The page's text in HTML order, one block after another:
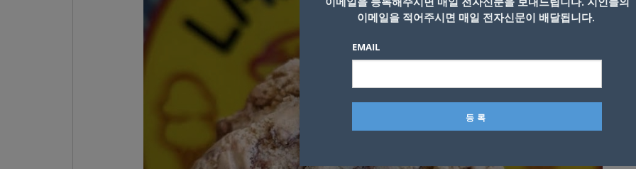
이메일을 적어주시면 매일 전자신문이 배달됩니다.
EMAIL